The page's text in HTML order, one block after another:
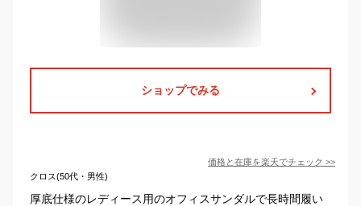
ショップでみる
価格と在庫を楽天でチェック >>
クロス(50代・男性)
厚底仕様のレディース用のオフィスサンダルで長時間履い